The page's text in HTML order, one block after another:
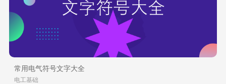
常用电气符号文字大全
电工基础